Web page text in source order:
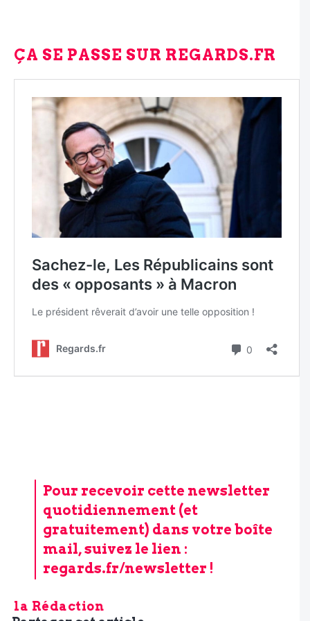
ÇA SE PASSE SUR REGARDS.FR
Pour recevoir cette newsletter
quotidiennement (et
gratuitement) dans votre boîte
mail, suivez le lien :
regards.fr/newsletter !
la Rédaction